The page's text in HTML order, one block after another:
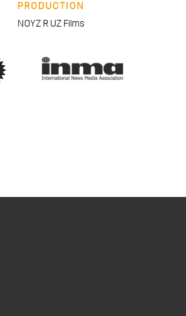
PRODUCTION
NOYZ R UZ Films